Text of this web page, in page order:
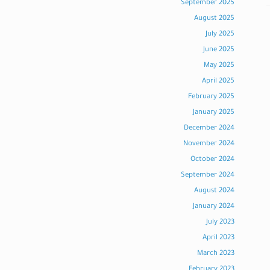
September 2025
August 2025
July 2025
June 2025
May 2025
April 2025
February 2025
January 2025
December 2024
November 2024
October 2024
September 2024
August 2024
January 2024
July 2023
April 2023
March 2023